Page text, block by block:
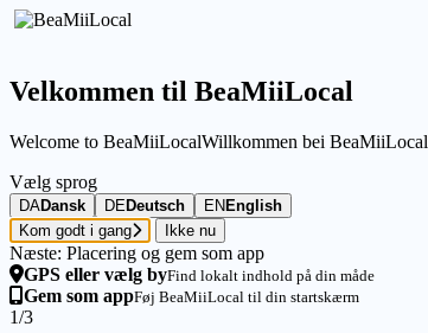
Velkommen til BeaMiiLocal
Welcome to BeaMiiLocalWillkommen bei BeaMiiLocal
Vælg sprog
DADansk DE Deutsch EN English
Kom godt i gang
Ikke nu
Næste: Placering og gem som app
GPS eller vælg byFind lokalt indhold på din måde
Gem som appFøj BeaMiiLocal til din startskærm
1/3